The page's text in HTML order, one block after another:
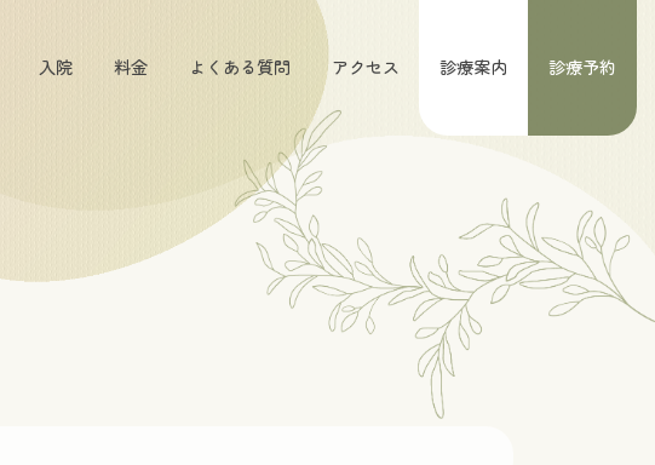
入院 料金 よくある質問 アクセス 診療案内 診療予約